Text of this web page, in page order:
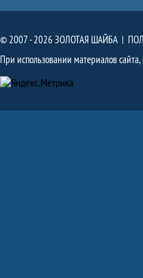
© 2007 - 2026 ЗОЛОТАЯ ШАЙБА |
При использовании материалов сайта,